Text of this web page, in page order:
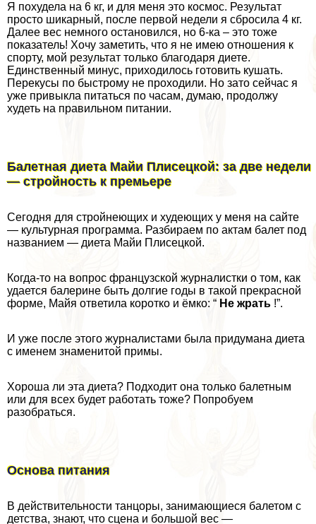
Я похудела на 6 кг, и для меня это космос. Результат
просто шикарный, после первой недели я сбросила 4 кг.
Далее вес немного остановился, но 6-ка – это тоже
показатель! Хочу заметить, что я не имею отношения к
спорту, мой результат только благодаря диете.
Единственный минус, приходилось готовить кушать.
Перекусы по быстрому не проходили. Но зато сейчас я
уже привыкла питаться по часам, думаю, продолжу
худеть на правильном питании.
Балетная диета Майи Плисецкой: за две недели
— стройность к премьере
Сегодня для стройнеющих и худеющих у меня на сайте
— культурная программа. Разбираем по актам балет под
названием — диета Майи Плисецкой.
Когда-то на вопрос французской журналистки о том, как
удается балерине быть долгие годы в такой прекрасной
форме, Майя ответила коротко и ёмко: “ Не жрать !”.
И уже после этого журналистами была придумана диета
с именем знаменитой примы.
Хороша ли эта диета? Подходит она только балетным
или для всех будет работать тоже? Попробуем
разобраться.
Основа питания
В действительности танцоры, занимающиеся балетом с
детства, знают, что сцена и большой вес —